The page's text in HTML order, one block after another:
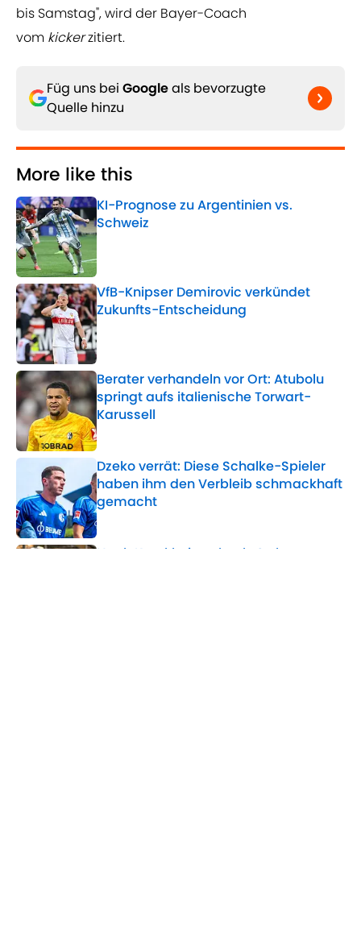
bis Samstag", wird der Bayer-Coach
vom kickerzitiert.
Füg uns bei Googleals bevorzugte
Quelle hinzu
More like this
KI-Prognose zu Argentinien vs.
Schweiz
Published by on Invalid Date
VfB-Knipser Demirovic verkündet
Zukunfts-Entscheidung
Published by on Invalid Date
Berater verhandeln vor Ort: Atubolu
springt aufs italienische Torwart-
Karussell
Published by on Invalid Date
Dzeko verrät: Diese Schalke-Spieler
haben ihm den Verbleib schmackhaft
gemacht
Published by on Invalid Date
Nach Krankheitsschock: So lange